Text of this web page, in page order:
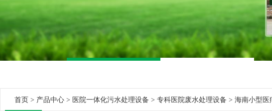
首页 > 产品中心 > 医院一体化污水处理设备 > 专科医院废水处理设备 > 海南小型医